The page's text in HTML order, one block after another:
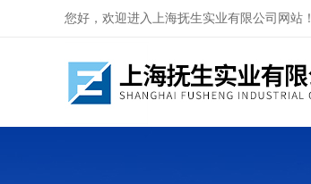
您好，欢迎进入上海抚生实业有限公司网站！